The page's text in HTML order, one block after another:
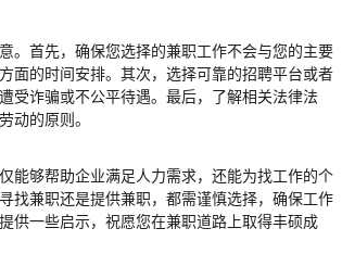
。首先，确保您选择的兼职工作不会与您的主要
面的时间安排。其次，选择可靠的招聘平台或者
受诈骗或不公平待遇。最后，了解相关法律法
动的原则。
能够帮助企业满足人力需求，还能为找工作的个
找兼职还是提供兼职，都需谨慎选择，确保工作
供一些启示，祝愿您在兼职道路上取得丰硕成